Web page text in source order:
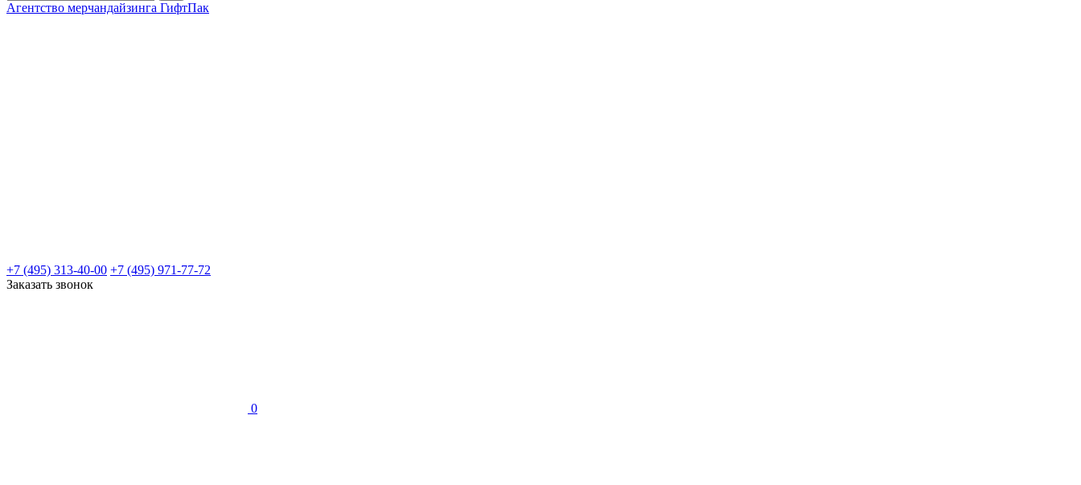
Агентство мерчандайзинга ГифтПак
+7 (495) 313-40-00 +7 (495) 971-77-72
Заказать звонок
0